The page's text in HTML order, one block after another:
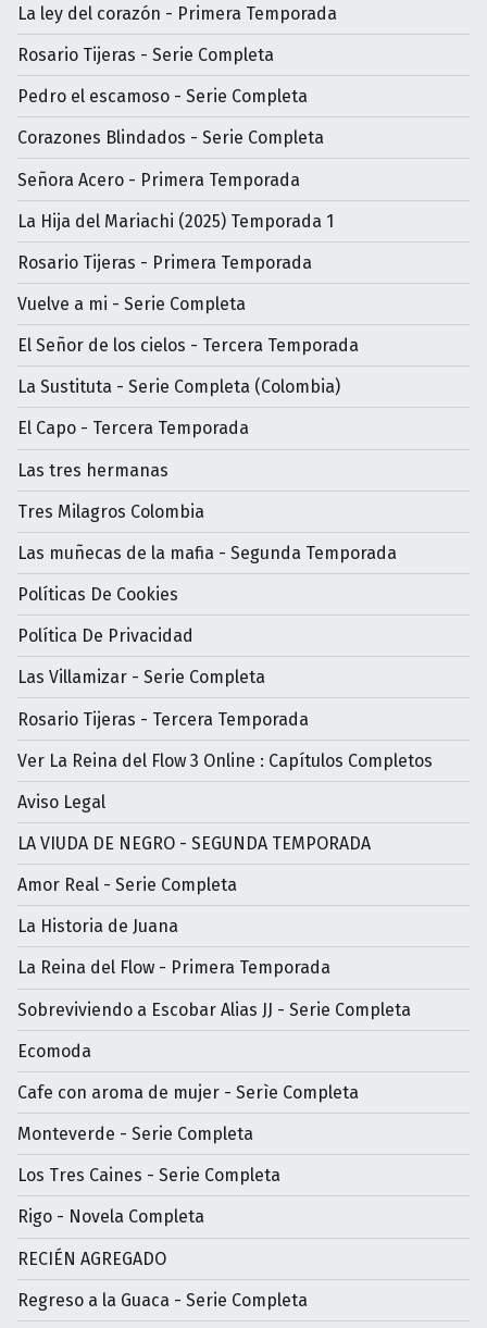
La ley del corazón - Primera Temporada
Rosario Tijeras - Serie Completa
Pedro el escamoso - Serie Completa
Corazones Blindados - Serie Completa
Señora Acero - Primera Temporada
La Hija del Mariachi (2025) Temporada 1
Rosario Tijeras - Primera Temporada
Vuelve a mi - Serie Completa
El Señor de los cielos - Tercera Temporada
La Sustituta - Serie Completa (Colombia)
El Capo - Tercera Temporada
Las tres hermanas
Tres Milagros Colombia
Las muñecas de la mafia - Segunda Temporada
Políticas De Cookies
Política De Privacidad
Las Villamizar - Serie Completa
Rosario Tijeras - Tercera Temporada
Ver La Reina del Flow 3 Online : Capítulos Completos
Aviso Legal
LA VIUDA DE NEGRO - SEGUNDA TEMPORADA
Amor Real - Serie Completa
La Historia de Juana
La Reina del Flow - Primera Temporada
Sobreviviendo a Escobar Alias JJ - Serie Completa
Ecomoda
Cafe con aroma de mujer - Serìe Completa
Monteverde - Serie Completa
Los Tres Caines - Serie Completa
Rigo - Novela Completa
RECIÉN AGREGADO
Regreso a la Guaca - Serie Completa